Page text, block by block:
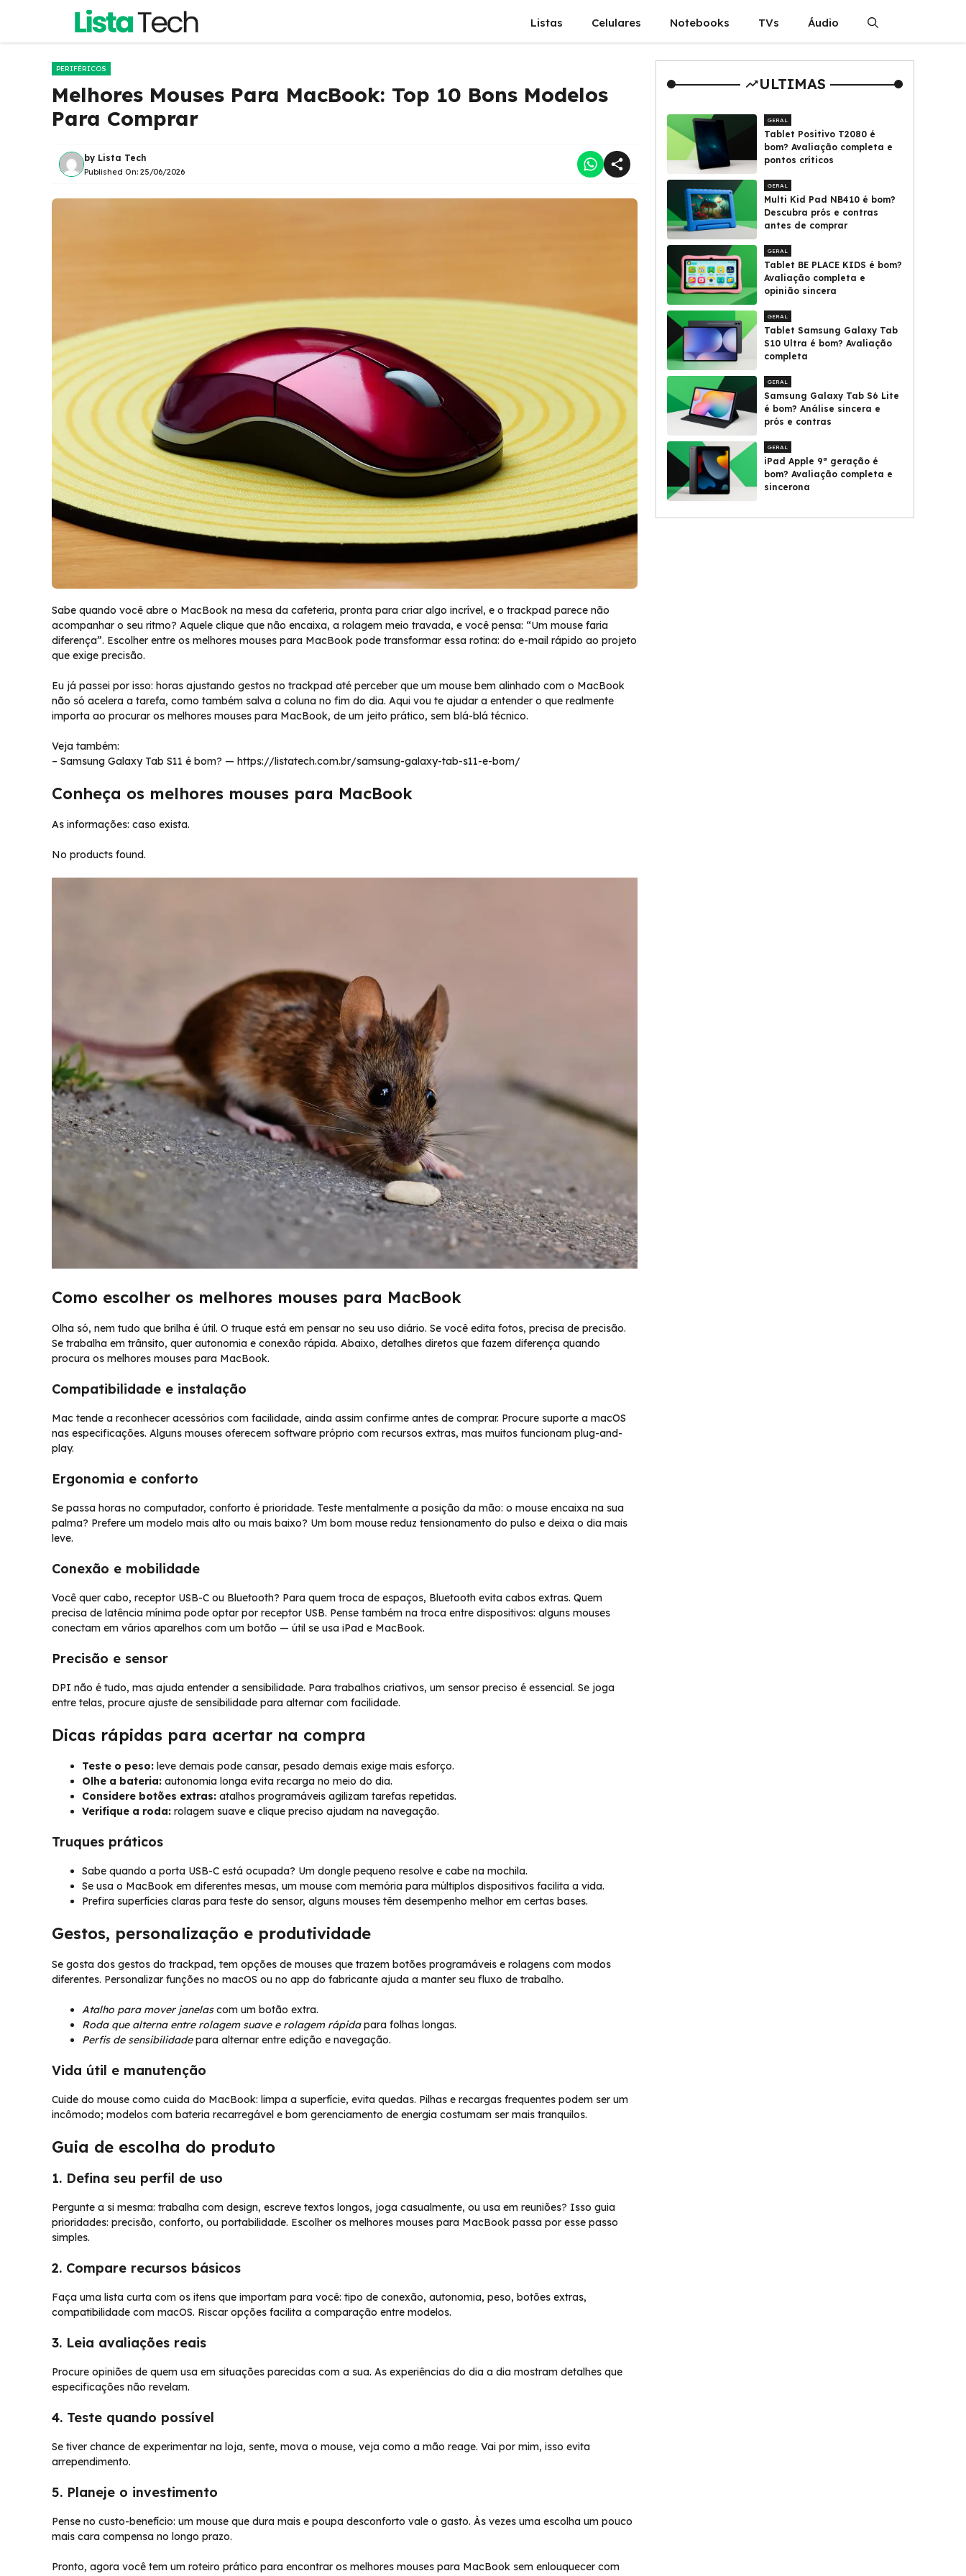
o
Listas Celulares Notebooks TVs Áudio
PERIFÉRICOS
Melhores Mouses Para MacBook: Top 10 Bons Modelos
Para Comprar
by Lista Tech
Published On: 25/06/2026
Sabe quando você abre o MacBook na mesa da cafeteria, pronta para criar algo incrível, e o trackpad parece não
acompanhar o seu ritmo? Aquele clique que não encaixa, a rolagem meio travada, e você pensa: “Um mouse faria
diferença”. Escolher entre os melhores mouses para MacBook pode transformar essa rotina: do e-mail rápido ao projeto
que exige precisão.
Eu já passei por isso: horas ajustando gestos no trackpad até perceber que um mouse bem alinhado com o MacBook
não só acelera a tarefa, como também salva a coluna no fim do dia. Aqui vou te ajudar a entender o que realmente
importa ao procurar os melhores mouses para MacBook, de um jeito prático, sem blá-blá técnico.
Veja também:
– Samsung Galaxy Tab S11 é bom? — https://listatech.com.br/samsung-galaxy-tab-s11-e-bom/
Conheça os melhores mouses para MacBook
As informações: caso exista.
No products found.
Como escolher os melhores mouses para MacBook
Olha só, nem tudo que brilha é útil. O truque está em pensar no seu uso diário. Se você edita fotos, precisa de precisão.
Se trabalha em trânsito, quer autonomia e conexão rápida. Abaixo, detalhes diretos que fazem diferença quando
procura os melhores mouses para MacBook.
Compatibilidade e instalação
Mac tende a reconhecer acessórios com facilidade, ainda assim confirme antes de comprar. Procure suporte a macOS
nas especificações. Alguns mouses oferecem software próprio com recursos extras, mas muitos funcionam plug-and-
play.
Ergonomia e conforto
Se passa horas no computador, conforto é prioridade. Teste mentalmente a posição da mão: o mouse encaixa na sua
palma? Prefere um modelo mais alto ou mais baixo? Um bom mouse reduz tensionamento do pulso e deixa o dia mais
leve.
Conexão e mobilidade
Você quer cabo, receptor USB-C ou Bluetooth? Para quem troca de espaços, Bluetooth evita cabos extras. Quem
precisa de latência mínima pode optar por receptor USB. Pense também na troca entre dispositivos: alguns mouses
conectam em vários aparelhos com um botão — útil se usa iPad e MacBook.
Precisão e sensor
DPI não é tudo, mas ajuda entender a sensibilidade. Para trabalhos criativos, um sensor preciso é essencial. Se joga
entre telas, procure ajuste de sensibilidade para alternar com facilidade.
Dicas rápidas para acertar na compra
Teste o peso: leve demais pode cansar, pesado demais exige mais esforço.
Olhe a bateria: autonomia longa evita recarga no meio do dia.
Considere botões extras: atalhos programáveis agilizam tarefas repetidas.
Verifique a roda: rolagem suave e clique preciso ajudam na navegação.
Truques práticos
Sabe quando a porta USB-C está ocupada? Um dongle pequeno resolve e cabe na mochila.
Se usa o MacBook em diferentes mesas, um mouse com memória para múltiplos dispositivos facilita a vida.
Prefira superfícies claras para teste do sensor, alguns mouses têm desempenho melhor em certas bases.
Gestos, personalização e produtividade
Se gosta dos gestos do trackpad, tem opções de mouses que trazem botões programáveis e rolagens com modos
diferentes. Personalizar funções no macOS ou no app do fabricante ajuda a manter seu fluxo de trabalho.
Atalho para mover janelascom um botão extra.
Roda que alterna entre rolagem suave e rolagem rápidapara folhas longas.
Perfis de sensibilidadepara alternar entre edição e navegação.
Vida útil e manutenção
Cuide do mouse como cuida do MacBook: limpa a superfície, evita quedas. Pilhas e recargas frequentes podem ser um
incômodo; modelos com bateria recarregável e bom gerenciamento de energia costumam ser mais tranquilos.
Guia de escolha do produto
1. Defina seu perfil de uso
Pergunte a si mesma: trabalha com design, escreve textos longos, joga casualmente, ou usa em reuniões? Isso guia
prioridades: precisão, conforto, ou portabilidade. Escolher os melhores mouses para MacBook passa por esse passo
simples.
2. Compare recursos básicos
Faça uma lista curta com os itens que importam para você: tipo de conexão, autonomia, peso, botões extras,
compatibilidade com macOS. Riscar opções facilita a comparação entre modelos.
3. Leia avaliações reais
Procure opiniões de quem usa em situações parecidas com a sua. As experiências do dia a dia mostram detalhes que
especificações não revelam.
4. Teste quando possível
Se tiver chance de experimentar na loja, sente, mova o mouse, veja como a mão reage. Vai por mim, isso evita
arrependimento.
5. Planeje o investimento
Pense no custo-benefício: um mouse que dura mais e poupa desconforto vale o gasto. Às vezes uma escolha um pouco
mais cara compensa no longo prazo.
Pronto, agora você tem um roteiro prático para encontrar os melhores mouses para MacBook sem enlouquecer com
ULTIMAS
GERAL
Tablet Positivo T2080 é
bom? Avaliação completa e
pontos críticos
GERAL
Multi Kid Pad NB410 é bom?
Descubra prós e contras
antes de comprar
GERAL
Tablet BE PLACE KIDS é bom?
Avaliação completa e
opinião sincera
GERAL
Tablet Samsung Galaxy Tab
S10 Ultra é bom? Avaliação
completa
GERAL
Samsung Galaxy Tab S6 Lite
é bom? Análise sincera e
prós e contras
GERAL
iPad Apple 9ª geração é
bom? Avaliação completa e
sincerona